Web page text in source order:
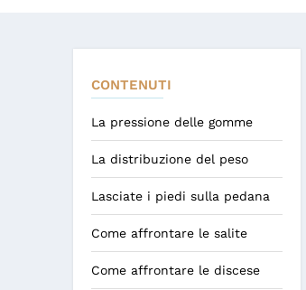
CONTENUTI
La pressione delle gomme
La distribuzione del peso
Lasciate i piedi sulla pedana
Come affrontare le salite
Come affrontare le discese